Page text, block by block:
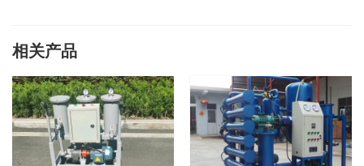
相关产品